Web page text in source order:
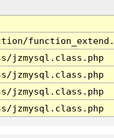
jzmysql.class.php
jzmysql.class.php
jzmysql.class.php
jzmysql.class.php